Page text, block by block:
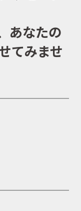
あなたの
てみませ